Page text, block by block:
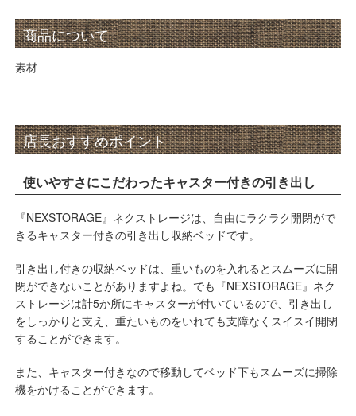
商品について
素材
店長おすすめポイント
使いやすさにこだわったキャスター付きの引き出し
『NEXSTORAGE』ネクストレージは、自由にラクラク開閉がで
きるキャスター付きの引き出し収納ベッドです。
引き出し付きの収納ベッドは、重いものを入れるとスムーズに開
閉ができないことがありますよね。でも『NEXSTORAGE』ネク
ストレージは計5か所にキャスターが付いているので、引き出し
をしっかりと支え、重たいものをいれても支障なくスイスイ開閉
することができます。
また、キャスター付きなので移動してベッド下もスムーズに掃除
機をかけることができます。